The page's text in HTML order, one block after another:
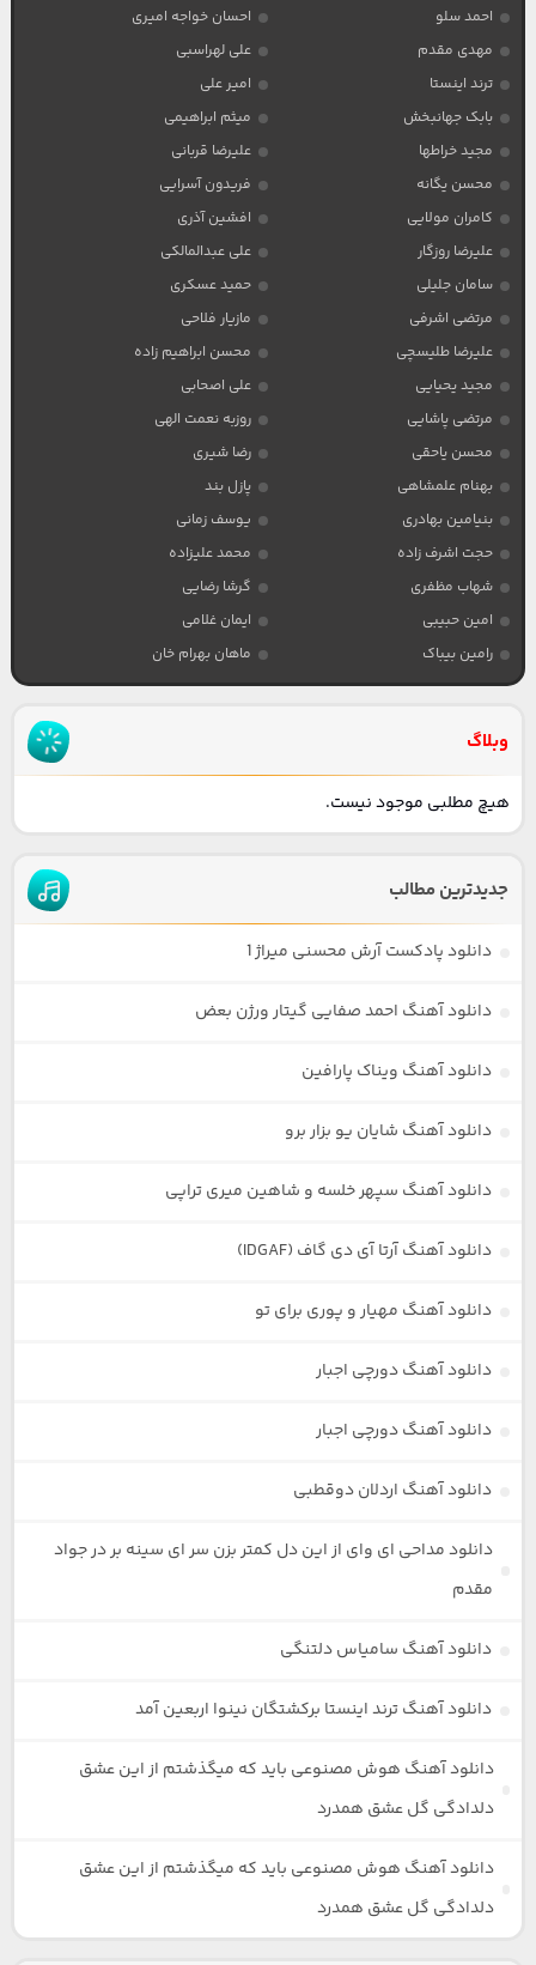
احمد سلو
احسان خواجه امیری
مهدی مقدم
علی لهراسبی
ترند اینستا
امیر علی
بابک جهانبخش
میثم ابراهیمی
مجید خراطها
علیرضا قربانی
محسن یگانه
فریدون آسرایی
کامران مولایی
افشین آذری
علیرضا روزگار
علی عبدالمالکی
سامان جلیلی
حمید عسکری
مرتضی اشرفی
مازیار فلاحی
علیرضا طلیسچی
محسن ابراهیم زاده
مجید یحیایی
علی اصحابی
مرتضی پاشایی
روزبه نعمت الهی
محسن یاحقی
رضا شیری
بهنام علمشاهی
پازل بند
بنیامین بهادری
یوسف زمانی
حجت اشرف زاده
محمد علیزاده
شهاب مظفری
گرشا رضایی
امین حبیبی
ایمان غلامی
رامین بیباک
ماهان بهرام خان
وبلاگ
هیچ مطلبی موجود نیست.
جدیدترین مطالب
دانلود پادکست آرش محسنی میراژ 1
دانلود آهنگ احمد صفایی گیتار ورژن بعض
دانلود آهنگ ویناک پارافین
دانلود آهنگ شایان یو بزار برو
دانلود آهنگ سپهر خلسه و شاهین میری تراپی
دانلود آهنگ آرتا آی دی گاف (IDGAF)
دانلود آهنگ مهیار و پوری برای تو
دانلود آهنگ دورچی اجبار
دانلود آهنگ دورچی اجبار
دانلود آهنگ اردلان دوقطبی
دانلود مداحی ای وای از این دل کمتر بزن سر ای سینه بر در جواد
مقدم
دانلود آهنگ سامیاس دلتنگی
دانلود آهنگ ترند اینستا برکشتگان نینوا اربعین آمد
دانلود آهنگ هوش مصنوعی باید که میگذشتم از این عشق
دلدادگی گل عشق همدرد
دانلود آهنگ هوش مصنوعی باید که میگذشتم از این عشق
دلدادگی گل عشق همدرد